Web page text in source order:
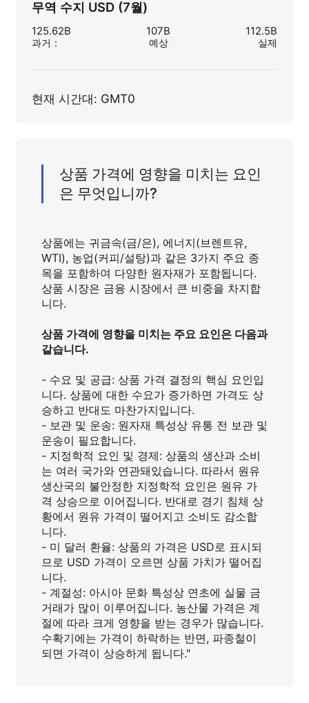
무역 수지 USD (7월)
125.62B
과거 ：
107B
예상
112.5B
실제
현재 시간대: GMT0
상품 가격에 영향을 미치는 요인
은 무엇입니까?
상품에는 귀금속(금/은), 에너지(브렌트유,
WTI), 농업(커피/설탕)과 같은 3가지 주요 종
목을 포함하여 다양한 원자재가 포함됩니다.
상품 시장은 금융 시장에서 큰 비중을 차지합
니다.
상품 가격에 영향을 미치는 주요 요인은 다음과
같습니다.
- 수요 및 공급: 상품 가격 결정의 핵심 요인입
니다. 상품에 대한 수요가 증가하면 가격도 상
승하고 반대도 마찬가지입니다.
- 보관 및 운송: 원자재 특성상 유통 전 보관 및
운송이 필요합니다.
- 지정학적 요인 및 경제: 상품의 생산과 소비
는 여러 국가와 연관돼있습니다. 따라서 원유
생산국의 불안정한 지정학적 요인은 원유 가
격 상승으로 이어집니다. 반대로 경기 침체 상
황에서 원유 가격이 떨어지고 소비도 감소합
니다.
- 미 달러 환율: 상품의 가격은 USD로 표시되
므로 USD 가격이 오르면 상품 가치가 떨어집
니다.
- 계절성: 아시아 문화 특성상 연초에 실물 금
거래가 많이 이루어집니다. 농산물 가격은 계
절에 따라 크게 영향을 받는 경우가 많습니다.
수확기에는 가격이 하락하는 반면, 파종철이
되면 가격이 상승하게 됩니다."